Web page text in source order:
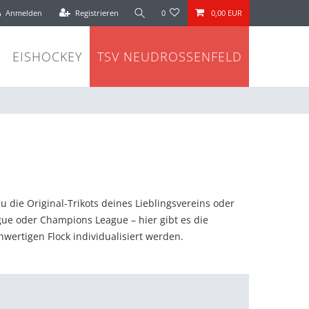
Anmelden Registrieren 0 0,00 EUR
EISHOCKEY TSV NEUDROSSENFELD
die Original-Trikots deines Lieblingsvereins oder
oder Champions League – hier gibt es die
Flock individualisiert werden.